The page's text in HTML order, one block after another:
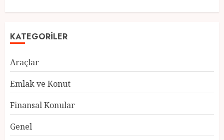
KATEGORILER
Araçlar
Emlak ve Konut
Finansal Konular
Genel
4
Atmosfer ve Özel Hazırlıklar